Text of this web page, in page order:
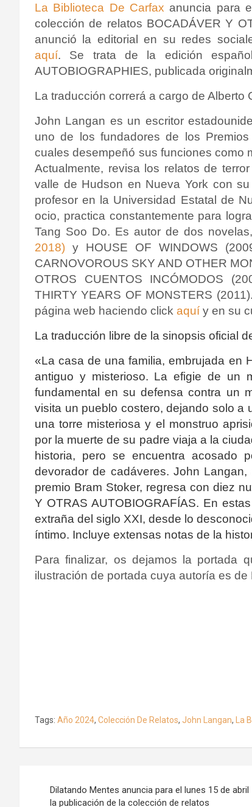
La Biblioteca De Carfax anuncia para
colección de relatos BOCADÁVER Y
anunció la editorial en su redes
aquí. Se trata de la edición
AUTOBIOGRAPHIES, publicada
La traducción correrá a cargo de Alberto
John Langan es un escritor
uno de los fundadores de los
cuales desempeñó sus funciones como
Actualmente, revisa los relatos de
valle de Hudson en Nueva York con
profesor en la Universidad Estatal de
ocio, practica constantemente para
Tang Soo Do. Es autor de dos novelas,
2018) y HOUSE OF WINDOWS
CARNOVOROUS SKY AND OTHER
OTROS CUENTOS INCÓMODOS (
THIRTY YEARS OF MONSTERS
página web haciendo click aquí y en su
La traducción libre de la sinopsis oficial
«La casa de una familia, embrujada en
antiguo y misterioso. La efigie de un
fundamental en su defensa contra un
visita un pueblo costero, dejando solo a
una torre misteriosa y el monstruo
por la muerte de su padre viaja a la
historia, pero se encuentra acosado
devorador de cadáveres. John Langan,
premio Bram Stoker, regresa con diez
Y OTRAS AUTOBIOGRAFÍAS. En
extraña del siglo XXI, desde lo
íntimo. Incluye extensas notas de la
Para finalizar, os dejamos la portada
ilustración de portada cuya autoría es de
Tags: Año 2024, Colección De Relatos, John Langan, La
Dilatando Mentes anuncia para el lunes 15 de abril
la publicación de la colección de relatos